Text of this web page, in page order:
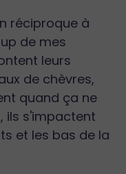
réciproque à
de mes
leurs
de chèvres,
quand ça ne
ils s'impactent
et les bas de la